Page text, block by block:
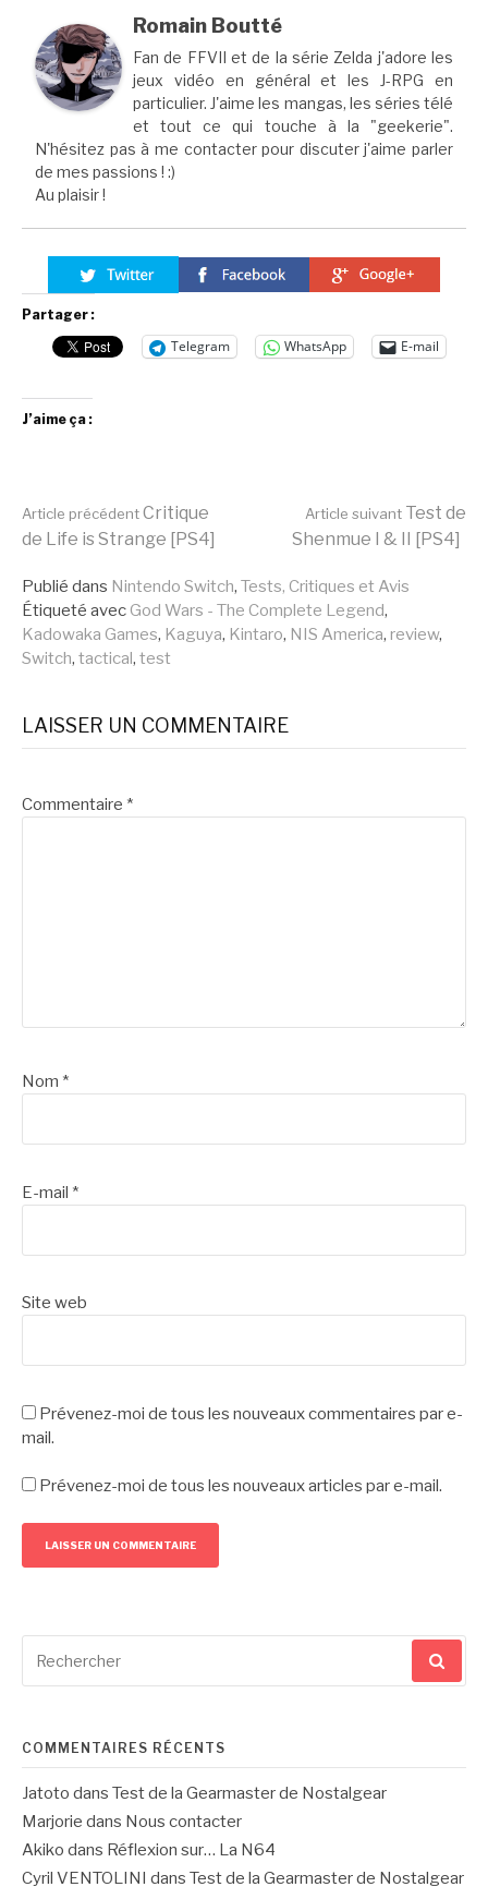
Romain Boutté
Fan de FFVII et de la série Zelda j'adore les
jeux vidéo en général et les J-RPG en
particulier. J'aime les mangas, les séries télé
et tout ce qui touche à la "geekerie".
N'hésitez pas à me contacter pour discuter j'aime parler
de mes passions ! :)
Au plaisir !
Partager :
Telegram WhatsApp E-mail
J’aime ça :
Lire
la
suite
Article précédentCritique
de Life is Strange [PS4]
Article suivant Test de
Shenmue I & II [PS4]
Publié dans Nintendo Switch, Tests, Critiques et Avis
Étiqueté avec God Wars - The Complete Legend,
Kadowaka Games, Kaguya, Kintaro, NIS America, review,
Switch, tactical, test
LAISSER UN COMMENTAIRE
Commentaire *
Nom *
E-mail *
Site web
Prévenez-moi de tous les nouveaux commentaires par e-
mail.
Prévenez-moi de tous les nouveaux articles par e-mail.
pour
COMMENTAIRES RÉCENTS
Jatoto dans Test de la Gearmaster de Nostalgear
Marjorie dans Nous contacter
Akiko dans Réflexion sur… La N64
Cyril VENTOLINI dans Test de la Gearmaster de Nostalgear